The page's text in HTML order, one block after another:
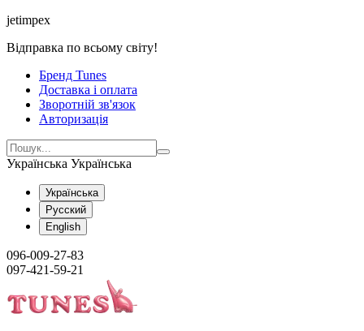
jetimpex
Відправка по всьому світу!
Бренд Tunes
Доставка і оплата
Зворотній зв'язок
Авторизація
Українська Українська
Українська
Русский
English
096-009-27-83
097-421-59-21